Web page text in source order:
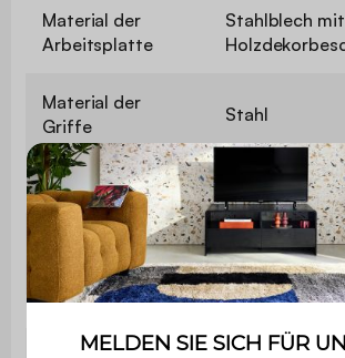
Material der
Arbeitsplatte
Stahlblech mit
Material der
Griffe
Stahl
Kategorie Outdoor-
Anzahl der
Regalböden
1